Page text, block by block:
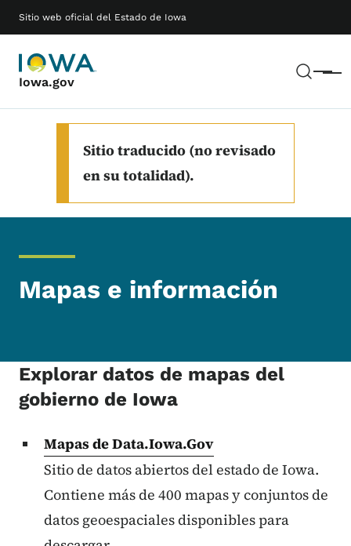
Sitio web oficial del Estado de Iowa
Iowa.gov Menú
Main navigation
Sitio traducido (no revisado
en su totalidad).
Mapas e información
Explorar datos de mapas del
gobierno de Iowa
Mapas de Data.Iowa.Gov
Sitio de datos abiertos del estado de Iowa.
Contiene más de 400 mapas y conjuntos de
datos geoespaciales disponibles para